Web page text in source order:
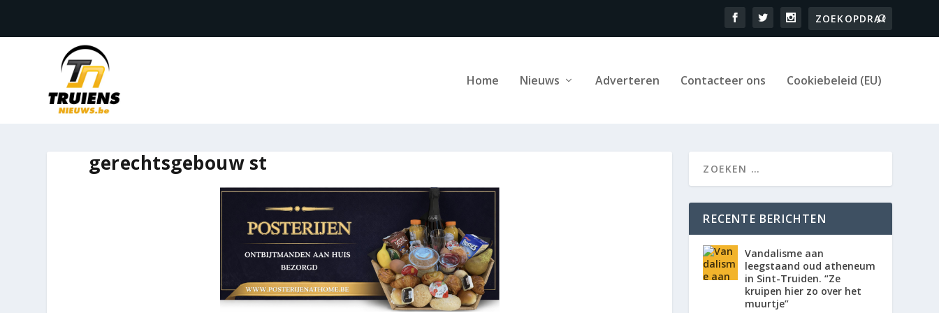
Home Nieuws Adverteren Contacteer ons Cookiebeleid (EU)
gerechtsgebouw st
RECENTE BERICHTEN
Vandalisme aan
leegstaand oud atheneum
in Sint-Truiden. “Ze
kruipen hier zo over het
muurtje”